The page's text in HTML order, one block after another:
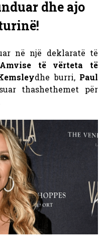
dhe ajo
në një deklaratë të
Amvise të vërteta të
dhe burri, Paul
thashethemet për